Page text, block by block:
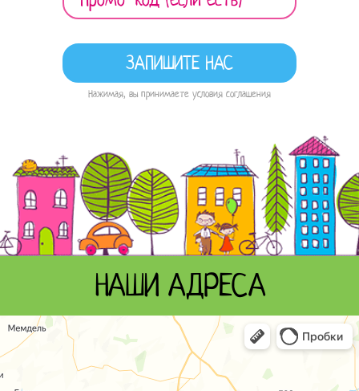
Нажимая, вы принимаете условия соглашения
НАШИ АДРЕСА